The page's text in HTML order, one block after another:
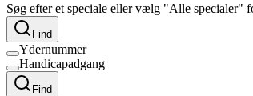
Søg efter et speciale eller vælg "Alle specialer"
Find
Ydernummer
Handicapadgang
Find